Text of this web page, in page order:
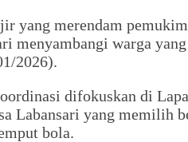
yang merendam
menyambangi warga
2026).
difokuskan di
Labansari yang memilih
bola.